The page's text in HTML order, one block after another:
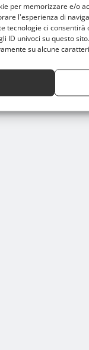
per memorizzare e/o
l'esperienza di
tecnologie ci
ID univoci su questo
su alcune